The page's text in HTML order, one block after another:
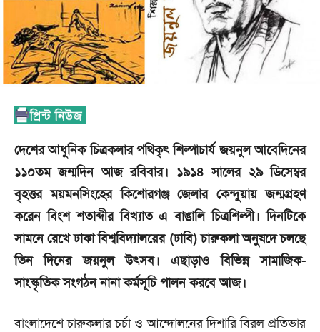
দেশের আধুনিক চিত্রকলার পথিকৃৎ শিল্পাচার্য জয়নুল আবেদিনের
১১০তম জন্মদিন আজ রবিবার। ১৯১৪ সালের ২৯ ডিসেম্বর
বৃহত্তর ময়মনসিংহের কিশোরগঞ্জ জেলার কেন্দুয়ায় জন্মগ্রহণ
করেন বিংশ শতাব্দীর বিখ্যাত এ বাঙালি চিত্রশিল্পী। দিনটিকে
সামনে রেখে ঢাকা বিশ্ববিদ্যালয়ের (ঢাবি) চারুকলা অনুষদে চলছে
তিন দিনের জয়নুল উৎসব। এছাড়াও বিভিন্ন সামাজিক-
সাংস্কৃতিক সংগঠন নানা কর্মসূচি পালন করবে আজ।
বাংলাদেশে চারুকলার চর্চা ও আন্দোলনের দিশারি বিরল প্রতিভার